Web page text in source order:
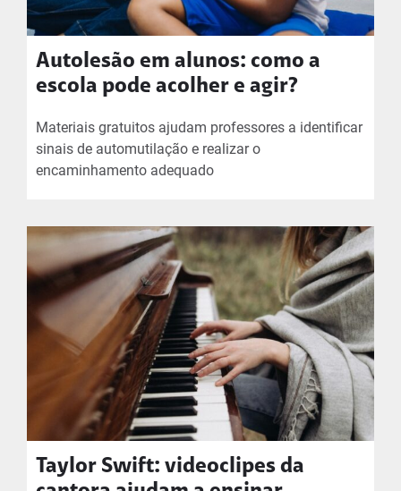
Autolesão em alunos: como a
escola pode acolher e agir?
Materiais gratuitos ajudam professores a identificar
sinais de automutilação e realizar o
encaminhamento adequado
Taylor Swift: videoclipes da